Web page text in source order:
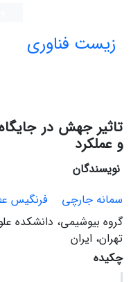
زیست فناوری
و عملکرد
نویسندگان
سمانه جارچی
فرنگیس
گروه بیوشیمی، دانشکده
تهران، ایران
چکیده